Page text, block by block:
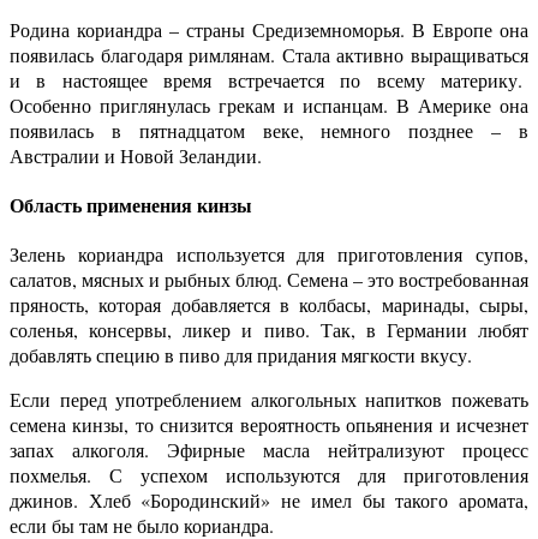
Родина кориандра – страны Средиземноморья. В Европе она
появилась благодаря римлянам. Стала активно выращиваться
и в настоящее время встречается по всему материку.
Особенно приглянулась грекам и испанцам. В Америке она
появилась в пятнадцатом веке, немного позднее – в
Австралии и Новой Зеландии.
Область применения кинзы
Зелень кориандра используется для приготовления супов,
салатов, мясных и рыбных блюд. Семена – это востребованная
пряность, которая добавляется в колбасы, маринады, сыры,
соленья, консервы, ликер и пиво. Так, в Германии любят
добавлять специю в пиво для придания мягкости вкусу.
Если перед употреблением алкогольных напитков пожевать
семена кинзы, то снизится вероятность опьянения и исчезнет
запах алкоголя. Эфирные масла нейтрализуют процесс
похмелья. С успехом используются для приготовления
джинов. Хлеб «Бородинский» не имел бы такого аромата,
если бы там не было кориандра.